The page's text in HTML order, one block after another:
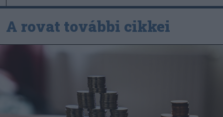
A rovat további cikkei